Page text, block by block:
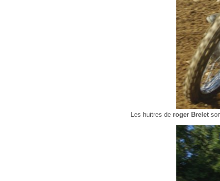
Les huitres de roger Brelet